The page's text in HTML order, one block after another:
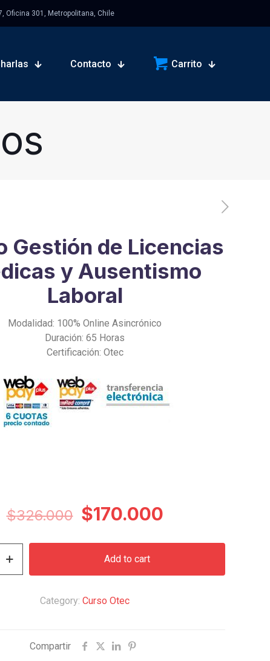
Oficina 301, Metropolitana, Chile
Contacto Carrito
Gestión de Licencias
y Ausentismo
Laboral
Modalidad: 100% Online Asincrónico
Duración: 65 Horas
Certificación: Otec
$326.000 Original
was:
$326.000.
$170.000Current
is:
Add to cart
Category: Curso Otec
Compartir